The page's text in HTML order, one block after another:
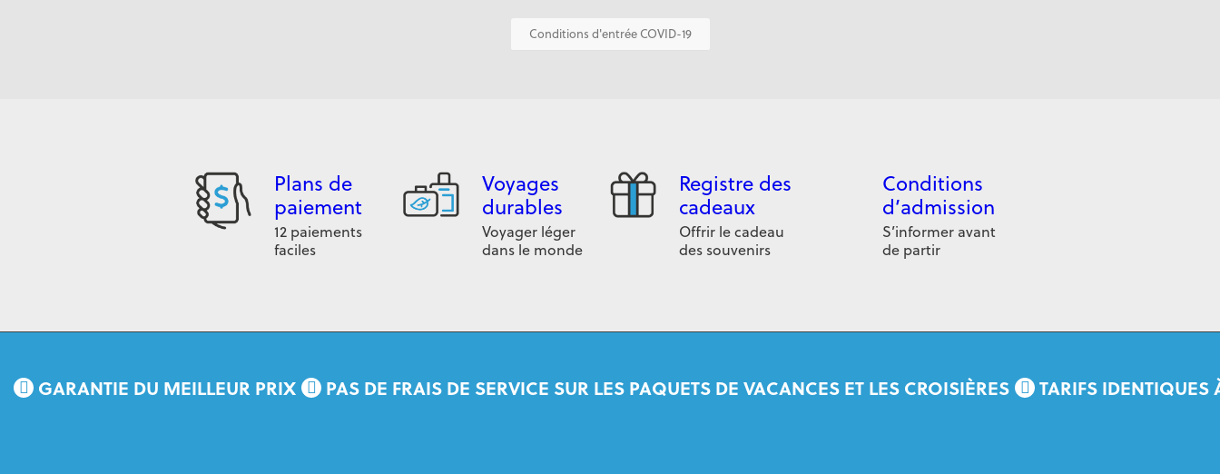
Conditions d'entrée COVID-19
Plans de
paiement
12 paiements
faciles
Voyages
durables
Voyager léger
dans le monde
Registre des
cadeaux
Offrir le cadeau
des souvenirs
Conditions
d’admission
S’informer avant
de partir
GARANTIE DU MEILLEUR PRIX PAS DE FRAIS DE SERVICE SUR LES PAQUETS DE VACANCES ET LES CROISIÈRES TARIFS